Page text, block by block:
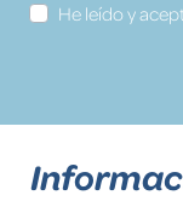
He leído y